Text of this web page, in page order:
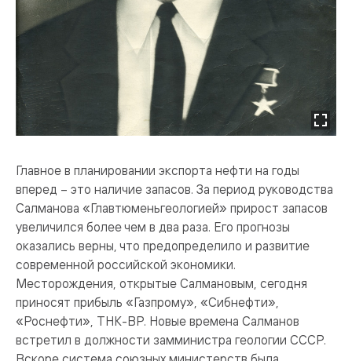
Главное в планировании экспорта нефти на годы
вперед – это наличие запасов. За период руководства
Салманова «Главтюменьгеологией» прирост запасов
увеличился более чем в два раза. Его прогнозы
оказались верны, что предопределило и развитие
современной российской экономики.
Месторождения, открытые Салмановым, сегодня
приносят прибыль «Газпрому», «Сибнефти»,
«Роснефти», ТНК-ВР. Новые времена Салманов
встретил в должности замминистра геологии СССР.